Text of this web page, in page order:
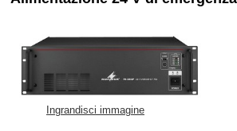
Ingrandisci immagine